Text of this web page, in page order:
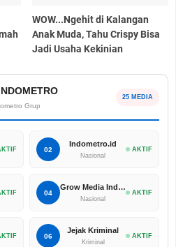
WOW...Ngehit di Kalangan
Anak Muda, Tahu Crispy Bisa
Jadi Usaha Kekinian
Grup
25 MEDIA
02
Indometro.id
Nasional
AKTIF
04
Grow Media Indonesia
Nasional
AKTIF
06
Jejak Kriminal
Kriminal
AKTIF